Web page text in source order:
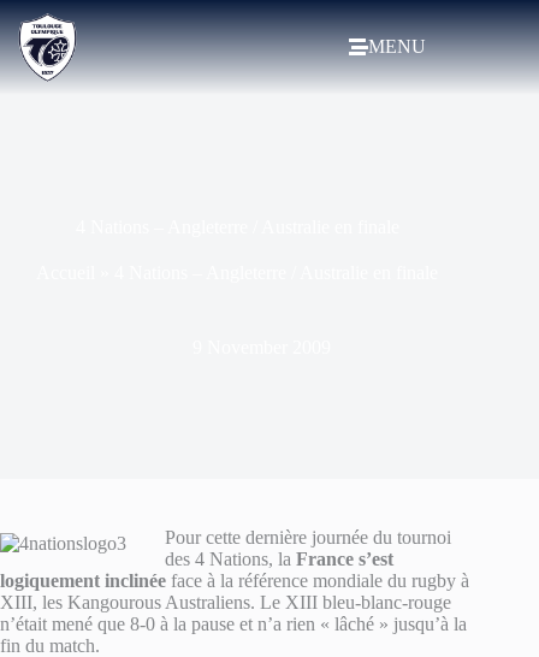
MENU
Pour cette dernière journée du tournoi
des 4 Nations, la France s’est
logiquement inclinée face à la référence mondiale du rugby à
XIII, les Kangourous Australiens. Le XIII bleu-blanc-rouge
n’était mené que 8-0 à la pause et n’a rien « lâché » jusqu’à la
fin du match.